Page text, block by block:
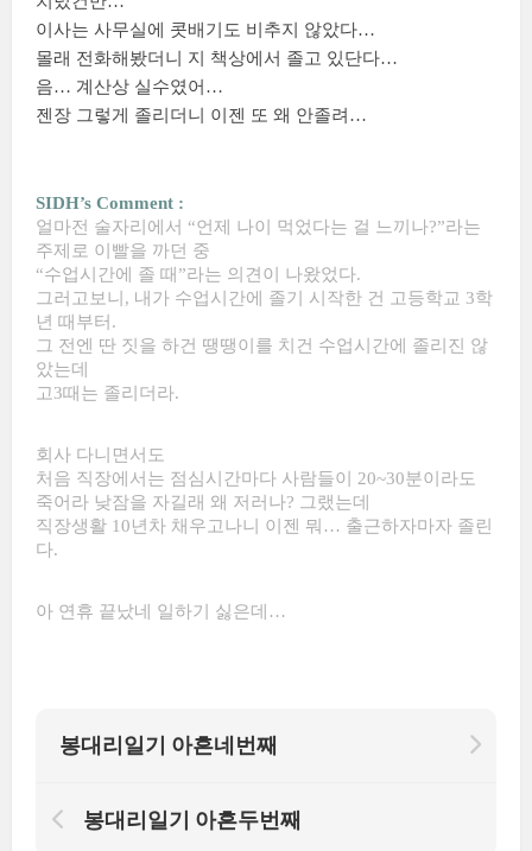
이사는 사무실에 콧배기도 비추지 않았다…
몰래 전화해봤더니 지 책상에서 졸고 있단다…
음… 계산상 실수였어…
젠장 그렇게 졸리더니 이젠 또 왜 안졸려…
SIDH’s Comment :
얼마전 술자리에서 “언제 나이 먹었다는 걸 느끼나?”라는
주제로 이빨을 까던 중
“수업시간에 졸 때”라는 의견이 나왔었다.
그러고보니, 내가 수업시간에 졸기 시작한 건 고등학교 3학
년 때부터.
그 전엔 딴 짓을 하건 땡땡이를 치건 수업시간에 졸리진 않
았는데
고3때는 졸리더라.
회사 다니면서도
처음 직장에서는 점심시간마다 사람들이 20~30분이라도
죽어라 낮잠을 자길래 왜 저러나? 그랬는데
직장생활 10년차 채우고나니 이젠 뭐… 출근하자마자 졸린
다.
아 연휴 끝났네 일하기 싫은데…
봉대리일기 아흔네번째
봉대리일기 아흔두번째